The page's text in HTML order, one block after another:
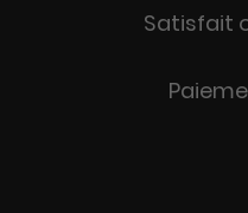
Satisfait